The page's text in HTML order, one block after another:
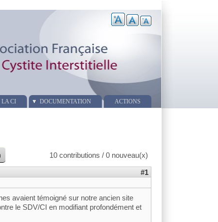
LA CI DOCUMENTATION ACTIONS
10 contributions / 0 nouveau(x)
#1
avaient témoigné sur notre ancien site
le SDV/CI en modifiant profondément et